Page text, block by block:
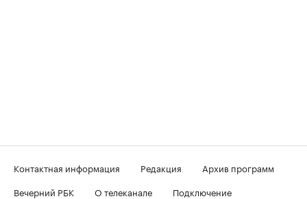
Контактная информация Редакция
Архив программ
Вечерний РБК
О телеканале
Подключение